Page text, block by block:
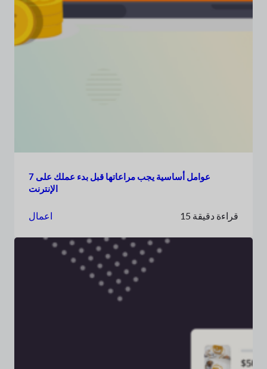
7 عوامل أساسية يجب مراعاتها قبل بدء عملك على
الإنترنت
اعمال 15 قراءة دقيقة